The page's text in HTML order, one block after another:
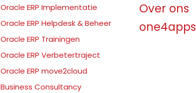
Oracle ERP Implementatie
Oracle ERP Helpdesk & Beheer
Oracle ERP Trainingen
Oracle ERP Verbetertraject
Oracle ERP move2cloud
Business Consultancy
Over ons
one4apps